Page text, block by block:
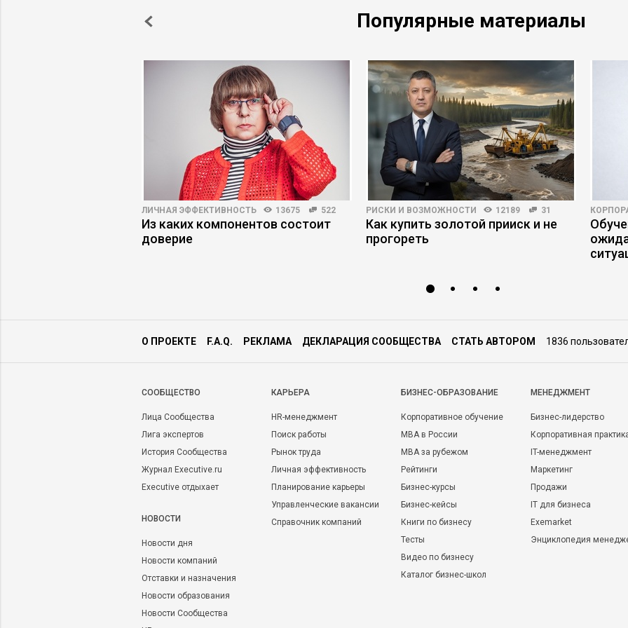
Популярные материалы
ЛИЧНАЯ ЭФФЕКТИВНОСТЬ 13675 522
Из каких компонентов состоит
доверие
РИСКИ И ВОЗМОЖНОСТИ 12189 31
Как купить золотой прииск и не
прогореть
О ПРОЕКТЕ F.A.Q. РЕКЛАМА ДЕКЛАРАЦИЯ СООБЩЕСТВА СТАТЬ АВТОРОМ 1836
CООБЩЕСТВО
Лица Сообщества
Лига экспертов
История Сообщества
Журнал Executive.ru
Executive отдыхает
НОВОСТИ
Новости дня
Новости компаний
Отставки и назначения
Новости образования
Новости Сообщества
КАРЬЕРА
HR-менеджмент
Поиск работы
Рынок труда
Личная эффективность
Планирование карьеры
Управленческие вакансии
Справочник компаний
БИЗНЕС-ОБРАЗОВАНИЕ
Корпоративное обучение
MBA в России
MBA за рубежом
Рейтинги
Бизнес-курсы
Бизнес-кейсы
Книги по бизнесу
Тесты
Видео по бизнесу
Каталог бизнес-школ
МЕНЕДЖМЕНТ
Бизнес-лидерство
Корпоративная
IT-менеджмент
Маркетинг
Продажи
IT для бизнеса
Exemarket
Энциклопедия